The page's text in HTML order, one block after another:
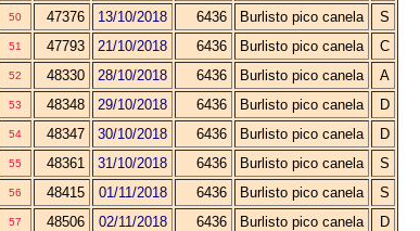
50 47376 13/10/2018 6436 Burlisto pico canela S
51 47793 21/10/2018 6436 Burlisto pico canela C
52 48330 28/10/2018 6436 Burlisto pico canela A
53 48348 29/10/2018 6436 Burlisto pico canela D
54 48347 30/10/2018 6436 Burlisto pico canela D
55 48361 31/10/2018 6436 Burlisto pico canela S
56 48415 01/11/2018 6436 Burlisto pico canela S
57 48506 02/11/2018 6436 Burlisto pico canela D